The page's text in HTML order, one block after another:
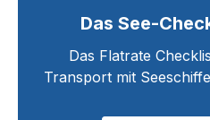
Das See-
Das Flatrate
Transport mit